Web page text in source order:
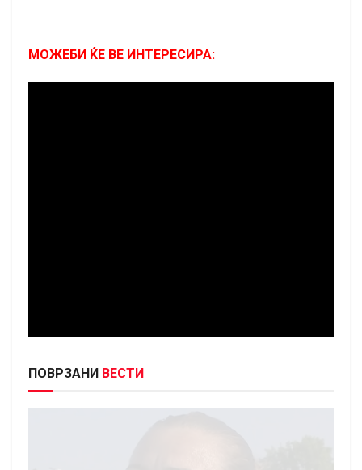
МОЖЕБИ ЌЕ ВЕ ИНТЕРЕСИРА:
ПОВРЗАНИ ВЕСТИ